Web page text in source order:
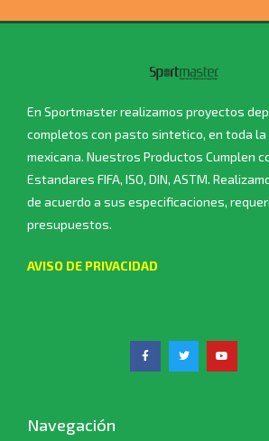
En Sportmaster realizamos proyectos
completos con pasto sintetico, en toda la
mexicana. Nuestros Productos Cumplen
Estandares FIFA, ISO, DIN, ASTM.
de acuerdo a sus especificaciones,
presupuestos.
AVISO DE PRIVACIDAD
Navegación